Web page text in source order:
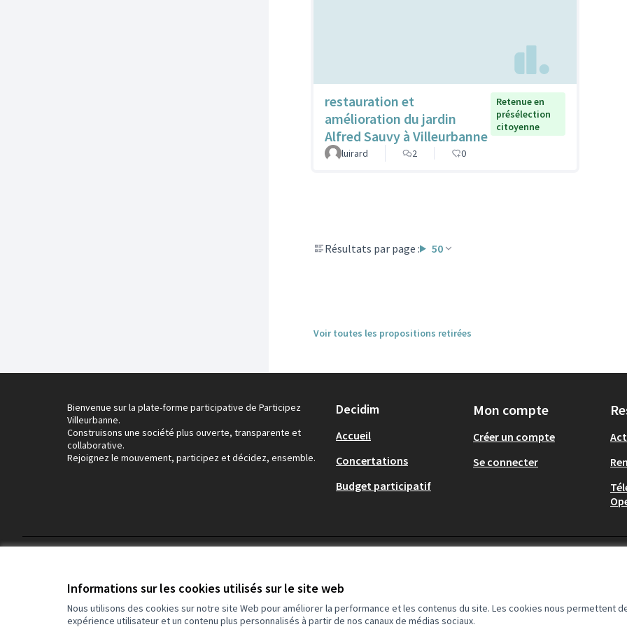
Informations sur les cookies utilisés sur le site web
Nous utilisons des cookies sur notre site Web pour améliorer la performance et les contenus du site. Les cookies nous permettent
expérience utilisateur et un contenu plus personnalisés à partir de nos canaux de médias sociaux.
restauration et
amélioration du jardin
Alfred Sauvy à Villeurbanne
Retenue en
présélection
citoyenne
luirard 2 0
Résultats par page : 50
Voir toutes les propositions retirées
Bienvenue sur la plate-forme participative de Participez
Villeurbanne.
Construisons une société plus ouverte, transparente et
collaborative.
Rejoignez le mouvement, participez et décidez, ensemble.
Decidim
Accueil
Concertations
Budget participatif
Mon compte
Créer un compte
Se connecter